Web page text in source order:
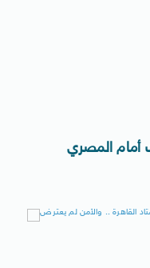
أمام المصري